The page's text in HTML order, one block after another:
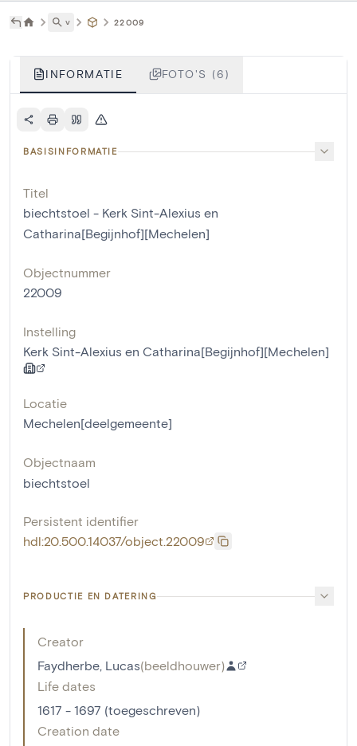
˅ 22009
INFORMATIE FOTO'S (6)
BASISINFORMATIE
Titel
biechtstoel - Kerk Sint-Alexius en
Catharina[Begijnhof][Mechelen]
Objectnummer
22009
Instelling
Kerk Sint-Alexius en Catharina[Begijnhof][Mechelen]
Locatie
Mechelen[deelgemeente]
Objectnaam
biechtstoel
Persistent identifier
hdl:20.500.14037/object.22009
PRODUCTIE EN DATERING
Creator
Faydherbe, Lucas(beeldhouwer)
Life dates
1617 - 1697 (toegeschreven)
Creation date